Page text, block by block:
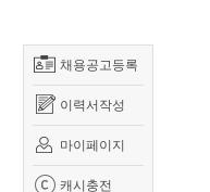
채용공고등록
이력서작성
마이페이지
캐시충전